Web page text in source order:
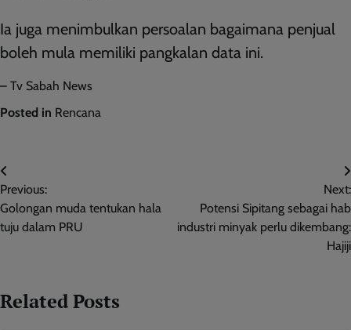
Ia juga menimbulkan persoalan bagaimana penjual
boleh mula memiliki pangkalan data ini.
– Tv Sabah News
Posted in Rencana
Post
navigation
Previous:
Golongan muda tentukan hala
tuju dalam PRU
Next:
Potensi Sipitang sebagai hab
industri minyak perlu dikembang:
Hajiji
Related Posts